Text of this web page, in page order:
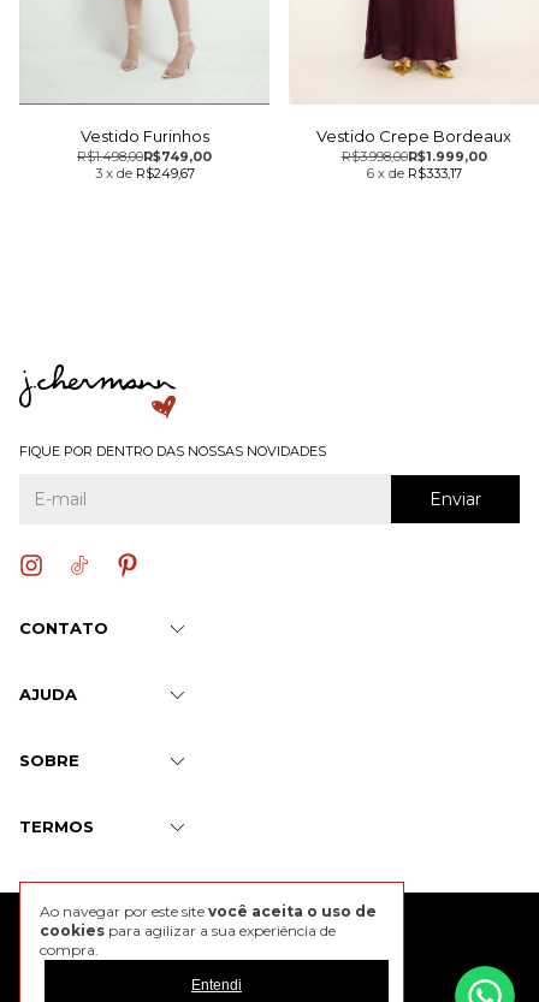
Ao navegar por este site você aceita o uso de
cookies para agilizar a sua experiência de
compra.
Entendi
Vestido Furinhos
R$749,00
R$1.498,00
3 x de R$249,67
Vestido Crepe Bordeaux
R$1.999,00
R$3.998,00
6 x de R$333,17
FIQUE POR DENTRO DAS NOSSAS NOVIDADES
CONTATO
AJUDA
SOBRE
TERMOS
@2026 J. Chermann